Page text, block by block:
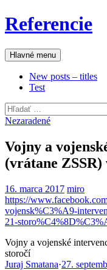
Preskočiť
na
Referencie
Hľadať
Hlavné menu
New posts – titles
Test
Hľadať:
Nezaradené
Vojny a
(vrátane ZSSR)
16. marca 2017 miro
https://
vojensk%C3%A9-
21-
Vojny a vojenské
storočí
Juraj Smatana·27.